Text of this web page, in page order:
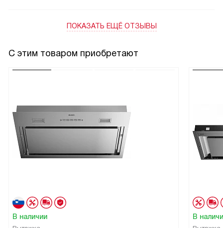
ПОКАЗАТЬ ЕЩЁ ОТЗЫВЫ
С этим товаром приобретают
В наличии В